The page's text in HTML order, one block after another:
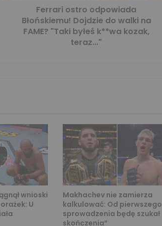
Ferrari ostro odpowiada
Błońskiemu! Dojdzie do walki na
FAME? "Taki byłeś k**wa kozak,
teraz..."
wnioski
U
Makhachev nie zamierza
kalkulować: Od pierwszego
sprowadzenia będę szukał
skończenia”